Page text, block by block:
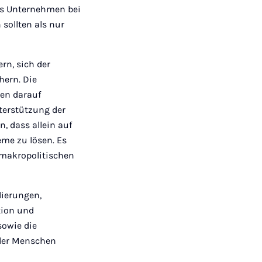
Unternehmen bei
sollten als nur
sich der
Die
darauf
der
dass allein auf
zu lösen. Es
und
die
Menschen